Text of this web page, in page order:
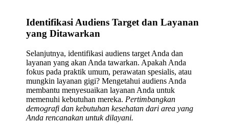
Identifikasi Audiens Target dan Layanan
yang Ditawarkan
Selanjutnya, identifikasi audiens target Anda dan
layanan yang akan Anda tawarkan. Apakah Anda
fokus pada praktik umum, perawatan spesialis, atau
mungkin layanan gigi? Mengetahui audiens Anda
membantu menyesuaikan layanan Anda untuk
memenuhi kebutuhan mereka. Pertimbangkan
demografi dan kebutuhan kesehatan dari area yang
Anda rencanakan untuk dilayani.